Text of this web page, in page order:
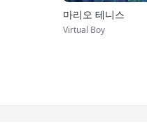
마리오 테니스
Virtual Boy